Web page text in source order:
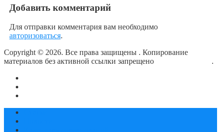
Добавить комментарий
Для отправки комментария вам необходимо
авторизоваться.
Copyright © 2026. Все права защищены . Копирование
материалов без активной ссылки запрещено
.